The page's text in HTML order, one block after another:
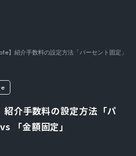
】紹介手数料の設定方法「パーセント固定」
介手数料の設定方法「パ
「金額固定」